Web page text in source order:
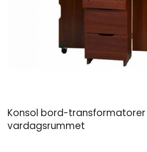
Konsol bord-
vardagsrummet